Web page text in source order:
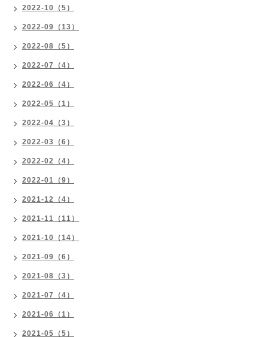
2022-10（5）
2022-09（13）
2022-08（5）
2022-07（4）
2022-06（4）
2022-05（1）
2022-04（3）
2022-03（6）
2022-02（4）
2022-01（9）
2021-12（4）
2021-11（11）
2021-10（14）
2021-09（6）
2021-08（3）
2021-07（4）
2021-06（1）
2021-05（5）